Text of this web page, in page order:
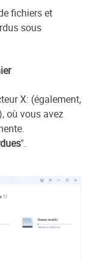
fichiers et
sous
X: (également,
où vous avez
".